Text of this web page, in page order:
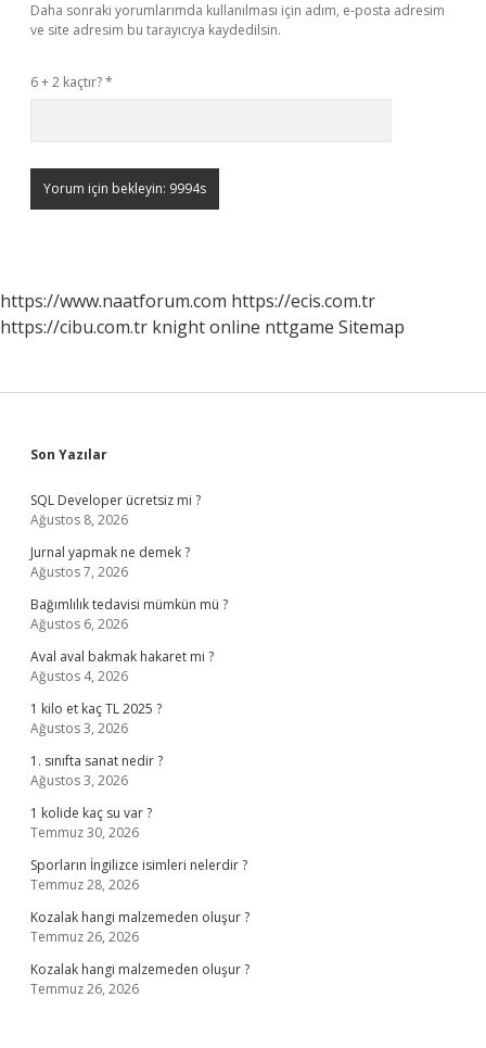
Daha sonraki yorumlarımda kullanılması için adım, e-posta adresim
ve site adresim bu tarayıcıya kaydedilsin.
6 + 2 kaçtır?*
https://www.naatforum.com https://ecis.com.tr
https://cibu.com.tr knight online nttgame Sitemap
Sidebar
Son Yazılar
SQL Developer ücretsiz mi ?
Ağustos 8, 2026
Jurnal yapmak ne demek ?
Ağustos 7, 2026
Bağımlılık tedavisi mümkün mü ?
Ağustos 6, 2026
Aval aval bakmak hakaret mi ?
Ağustos 4, 2026
1 kilo et kaç TL 2025 ?
Ağustos 3, 2026
1. sınıfta sanat nedir ?
Ağustos 3, 2026
1 kolide kaç su var ?
Temmuz 30, 2026
Sporların İngilizce isimleri nelerdir ?
Temmuz 28, 2026
Kozalak hangi malzemeden oluşur ?
Temmuz 26, 2026
Kozalak hangi malzemeden oluşur ?
Temmuz 26, 2026